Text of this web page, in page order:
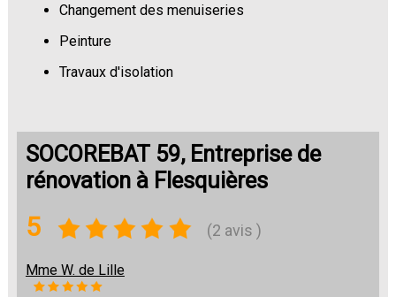
Changement des menuiseries
Peinture
Travaux d'isolation
SOCOREBAT 59, Entreprise de
rénovation à Flesquières
5 (2 avis )
Mme W. de Lille